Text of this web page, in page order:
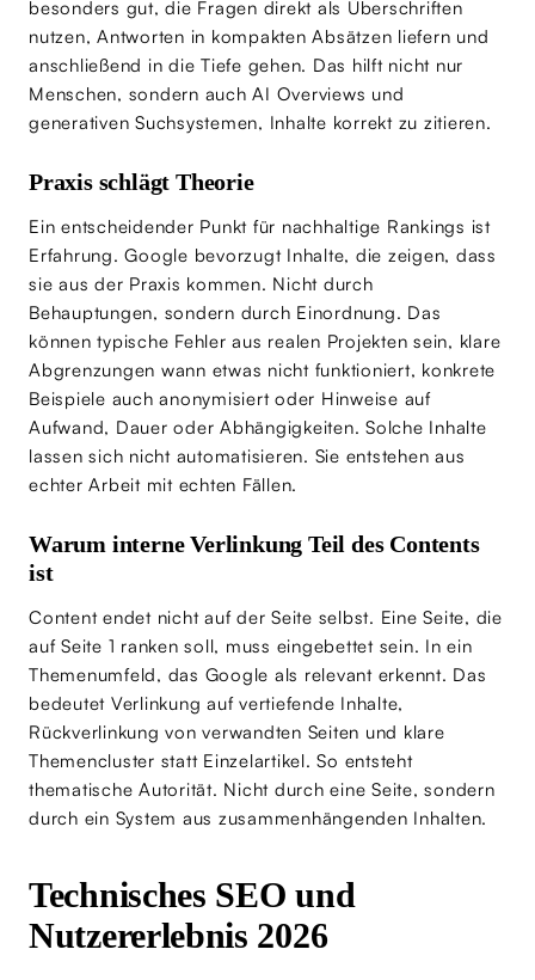
besonders gut, die Fragen direkt als Überschriften
nutzen, Antworten in kompakten Absätzen liefern und
anschließend in die Tiefe gehen. Das hilft nicht nur
Menschen, sondern auch AI Overviews und
generativen Suchsystemen, Inhalte korrekt zu zitieren.
Praxis schlägt Theorie
Ein entscheidender Punkt für nachhaltige Rankings ist
Erfahrung. Google bevorzugt Inhalte, die zeigen, dass
sie aus der Praxis kommen. Nicht durch
Behauptungen, sondern durch Einordnung. Das
können typische Fehler aus realen Projekten sein, klare
Abgrenzungen wann etwas nicht funktioniert, konkrete
Beispiele auch anonymisiert oder Hinweise auf
Aufwand, Dauer oder Abhängigkeiten. Solche Inhalte
lassen sich nicht automatisieren. Sie entstehen aus
echter Arbeit mit echten Fällen.
Warum interne Verlinkung Teil des Contents
ist
Content endet nicht auf der Seite selbst. Eine Seite, die
auf Seite 1 ranken soll, muss eingebettet sein. In ein
Themenumfeld, das Google als relevant erkennt. Das
bedeutet Verlinkung auf vertiefende Inhalte,
Rückverlinkung von verwandten Seiten und klare
Themencluster statt Einzelartikel. So entsteht
thematische Autorität. Nicht durch eine Seite, sondern
durch ein System aus zusammenhängenden Inhalten.
Technisches SEO und
Nutzererlebnis 2026